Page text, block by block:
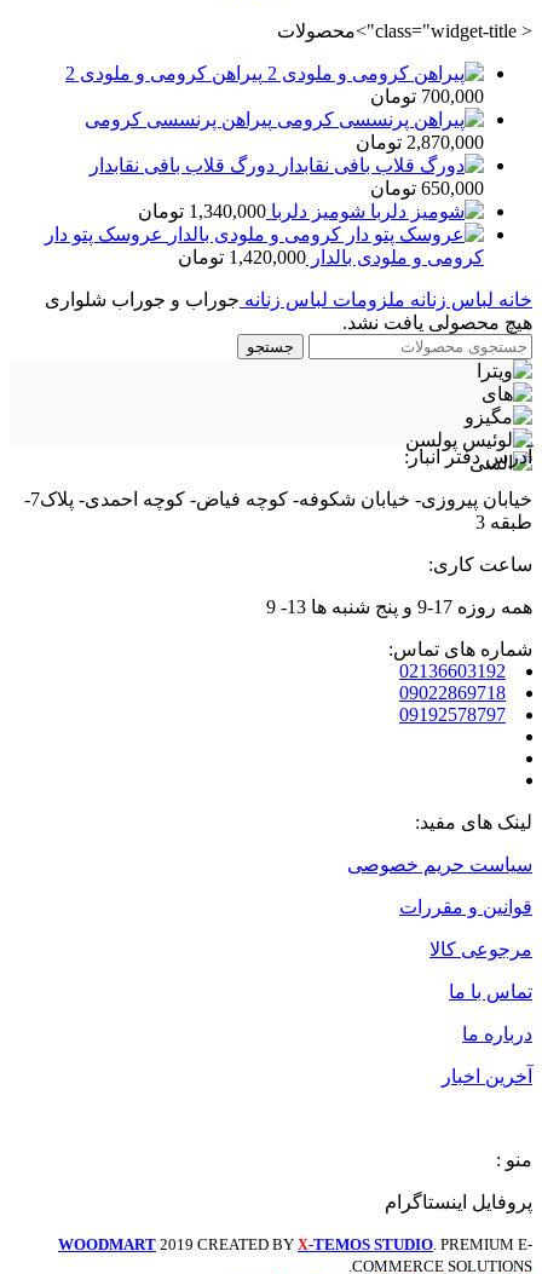
< class="widget-title">محصولات
پیراهن کرومی و ملودی 2
700,000 تومان
پیراهن پرنسسی کرومی
2,870,000 تومان
دورگ قلاب بافی نقابدار
650,000 تومان
شومیز دلربا 1,340,000 تومان
عروسک پتو دار
کرومی و ملودی بالدار 1,420,000 تومان
خانه لباس زنانه ملزومات لباس زنانه جوراب و جوراب شلواری
هیچ محصولی یافت نشد.
جستجو
آدرس دفتر انبار:
خیابان پیروزی- خیابان شکوفه- کوچه فیاض- کوچه احمدی- پلاک7-
طبقه 3
ساعت کاری:
همه روزه 17-9 و پنج شنبه ها 13- 9
شماره های تماس:
02136603192
09022869718
09192578797
لینک های مفید:
سیاست حریم خصوصی
قوانین و مقررات
مرجوعی کالا
تماس با ما
درباره ما
آخرین اخبار
منو :
پروفایل اینستاگرام
WOODMART 2019 CREATED BY X-TEMOS STUDIO . PREMIUM E-
COMMERCE SOLUTIONS.